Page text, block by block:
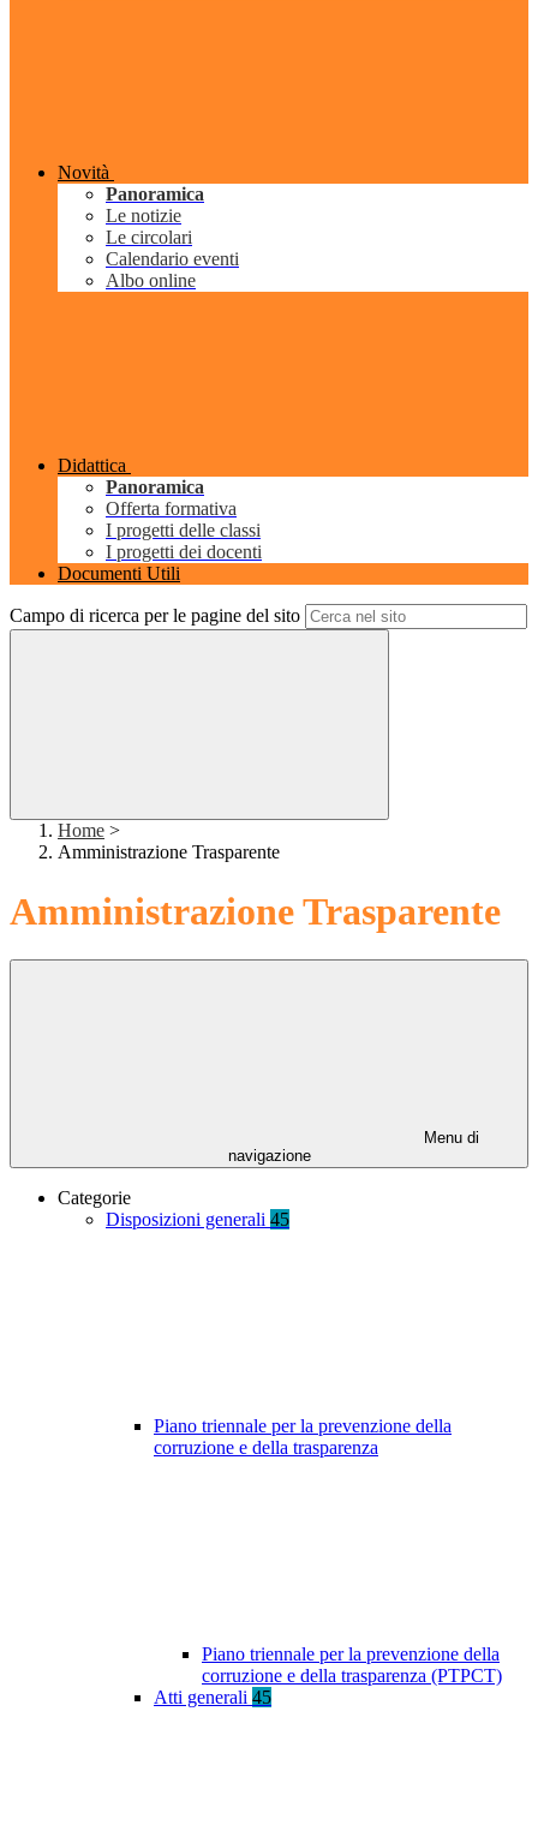
Novità
Panoramica
Le notizie
Le circolari
Calendario eventi
Albo online
Didattica
Panoramica
Offerta formativa
I progetti delle classi
I progetti dei docenti
Documenti Utili
Campo di ricerca per le pagine del sito
Home >
Amministrazione Trasparente
Amministrazione Trasparente
Menu di
navigazione
Categorie
Disposizioni generali 45
Piano triennale per la prevenzione della
corruzione e della trasparenza
Piano triennale per la prevenzione della
corruzione e della trasparenza (PTPCT)
Atti generali 45